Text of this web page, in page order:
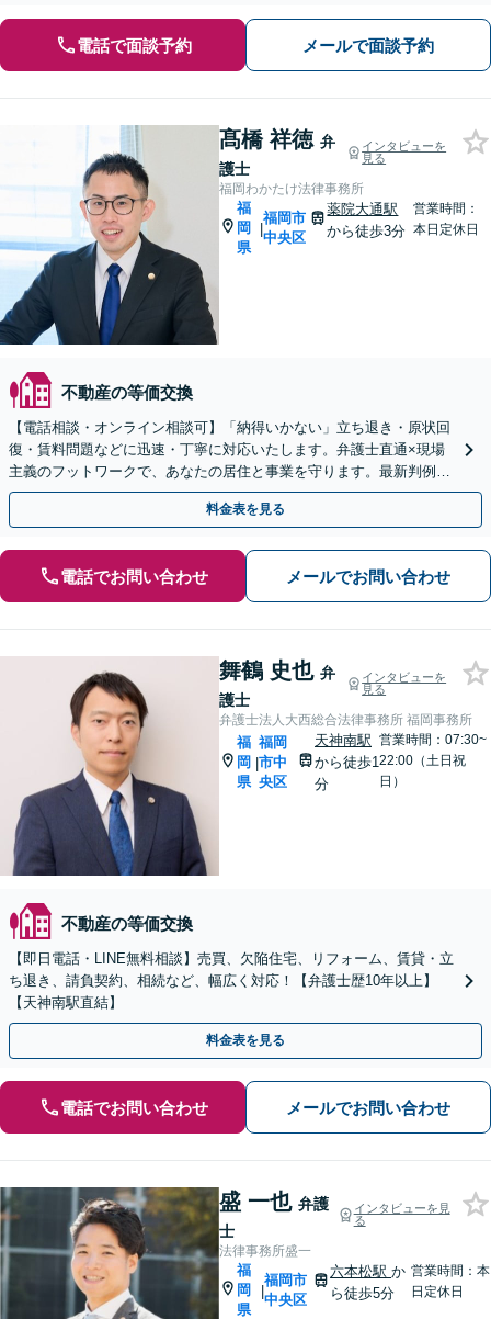
電話で面談予約 メールで面談予約
髙橋 祥徳 弁
護士
インタビューを
見る
福岡わかたけ法律事務所
福
岡
県
|
福岡市
中央区
薬院大通駅
から徒歩3分
営業時間：
本日定休日
不動産の等価交換
【電話相談・オンライン相談可】「納得いかない」立ち退き・原状回
復・賃料問題などに迅速・丁寧に対応いたします。弁護士直通×現場
主義のフットワークで、あなたの居住と事業を守ります。最新判例を
熟知した弁護士が、解決へ導きます【休日・夜間相談可】
料金表を見る
電話でお問い合わせ メールでお問い合わせ
舞鶴 史也 弁
護士
インタビューを
見る
弁護士法人大西総合法律事務所 福岡事務所
福
岡
県
|
福岡
市中
央区
天神南駅
から徒歩1
分
営業時間：07:30~
22:00（土日祝
日）
不動産の等価交換
【即日電話・LINE無料相談】売買、欠陥住宅、リフォーム、賃貸・立
ち退き、請負契約、相続など、幅広く対応！【弁護士歴10年以上】
【天神南駅直結】
料金表を見る
電話でお問い合わせ メールでお問い合わせ
盛 一也 弁護
士
インタビューを見
る
法律事務所盛一
福
岡
県
|
福岡市
中央区
六本松駅か
ら徒歩5分
営業時間：本
日定休日